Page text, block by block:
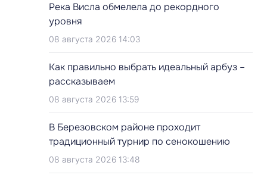
Река Висла обмелела до рекордного
уровня
08 августа 2026 14:03
Как правильно выбрать идеальный арбуз –
рассказываем
08 августа 2026 13:59
В Березовском районе проходит
традиционный турнир по сенокошению
08 августа 2026 13:48